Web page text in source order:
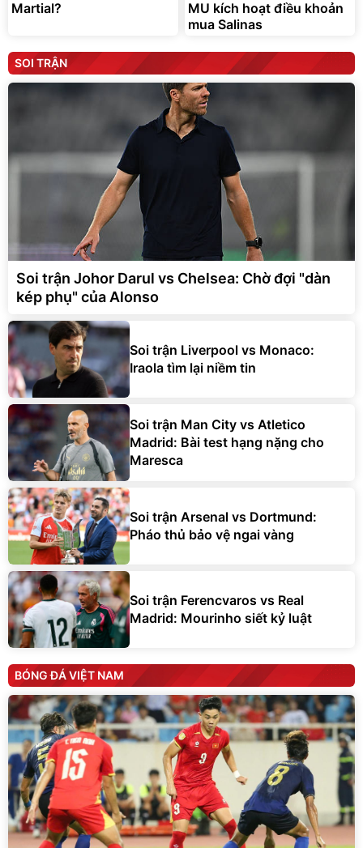
Martial?
MU kích hoạt điều khoản
mua Salinas
SOI TRẬN
Soi trận Johor Darul vs Chelsea: Chờ đợi "dàn
kép phụ" của Alonso
Soi trận Liverpool vs Monaco:
Iraola tìm lại niềm tin
Soi trận Man City vs Atletico
Madrid: Bài test hạng nặng cho
Maresca
Soi trận Arsenal vs Dortmund:
Pháo thủ bảo vệ ngai vàng
Soi trận Ferencvaros vs Real
Madrid: Mourinho siết kỷ luật
BÓNG ĐÁ VIỆT NAM